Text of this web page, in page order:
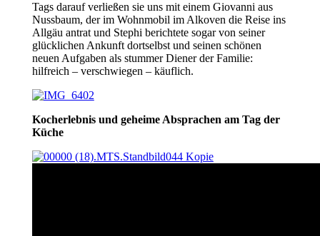
Tags darauf verließen sie uns mit einem Giovanni aus
Nussbaum, der im Wohnmobil im Alkoven die Reise ins
Allgäu antrat und Stephi berichtete sogar von seiner
glücklichen Ankunft dortselbst und seinen schönen
neuen Aufgaben als stummer Diener der Familie:
hilfreich – verschwiegen – käuflich.
Kocherlebnis und geheime Absprachen am Tag der
Küche